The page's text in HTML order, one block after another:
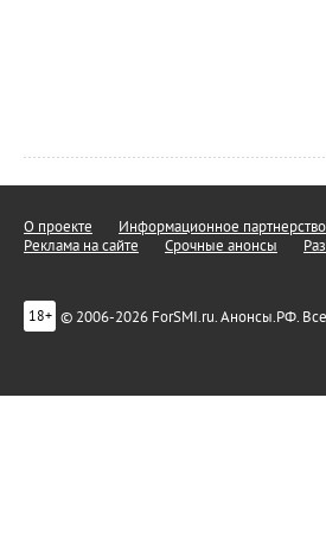
О проекте Информационное партнерство
Реклама на сайте
Срочные анонсы
18+ © 2006-2026 ForSMI.ru. Анонсы.РФ.